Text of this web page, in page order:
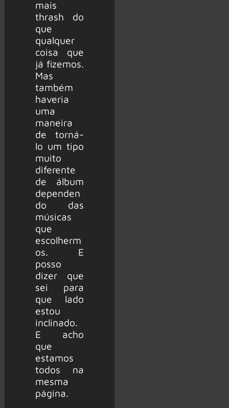
mais
thrash do
que
qualquer
coisa que
já fizemos.
Mas
também
haveria
uma
maneira
de torná-
lo um tipo
muito
diferente
de álbum
dependen
do das
músicas
que
escolherm
os. E
posso
dizer que
sei para
que lado
estou
inclinado.
E acho
que
estamos
todos na
mesma
página.